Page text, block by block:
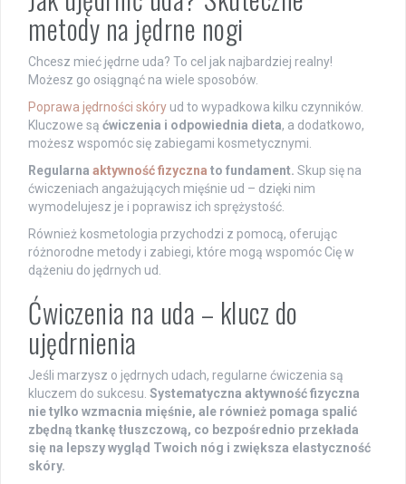
metody na jędrne nogi
Chcesz mieć jędrne uda? To cel jak najbardziej realny!
Możesz go osiągnąć na wiele sposobów.
Poprawa jędrności skóry ud to wypadkowa kilku czynników.
Kluczowe są ćwiczenia i odpowiednia dieta, a dodatkowo,
możesz wspomóc się zabiegami kosmetycznymi.
Regularna aktywność fizyczna to fundament. Skup się na
ćwiczeniach angażujących mięśnie ud – dzięki nim
wymodelujesz je i poprawisz ich sprężystość.
Również kosmetologia przychodzi z pomocą, oferując
różnorodne metody i zabiegi, które mogą wspomóc Cię w
dążeniu do jędrnych ud.
Ćwiczenia na uda – klucz do
ujędrnienia
Jeśli marzysz o jędrnych udach, regularne ćwiczenia są
kluczem do sukcesu. Systematyczna aktywność fizyczna
nie tylko wzmacnia mięśnie, ale również pomaga spalić
zbędną tkankę tłuszczową, co bezpośrednio przekłada
się na lepszy wygląd Twoich nóg i zwiększa elastyczność
skóry.